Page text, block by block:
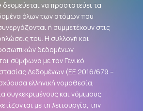
να προστατεύει τα
όλων των ατόμων που
ή συμμετέχουν στις
του. Η συλλογή και
δεδομένων
σύμφωνα με τον Γενικό
Δεδομένων (ΕΕ 2016/679 –
ελληνική νομοθεσία,
συγκεκριμένους και νόμιμους
με τη λειτουργία, την